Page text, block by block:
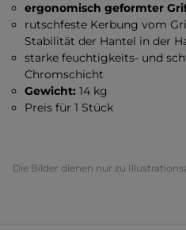
ergonomisch geformter
rutschfeste Kerbung vom
Stabilität der Hantel in der
starke feuchtigkeits- und
Chromschicht
Gewicht:14 kg
Preis für 1 Stück
Die Bilder dienen nur zu